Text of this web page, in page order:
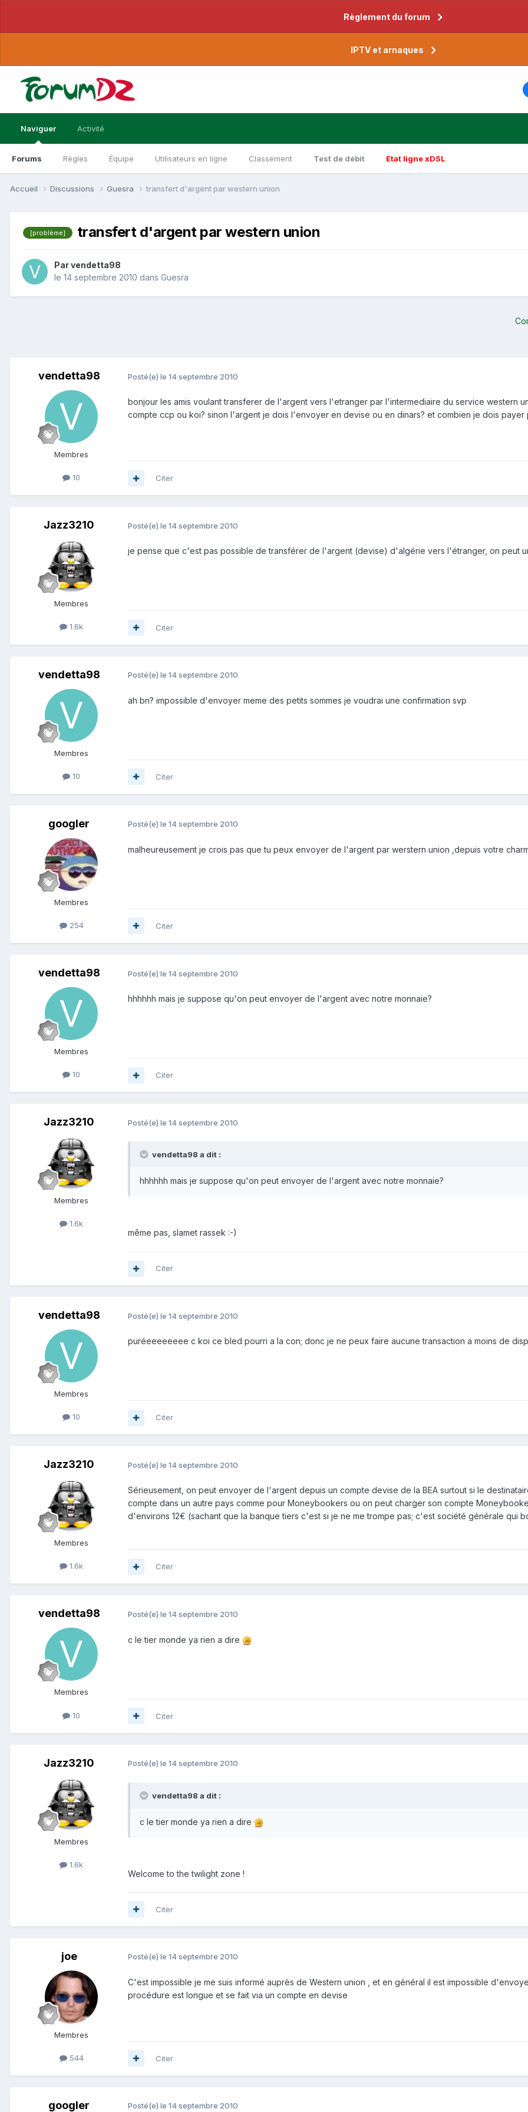
Règlement du forum
IPTV et arnaques
Naviguer
Forums Règles Équipe Utilisateurs en ligne Classement Test de débit Etat ligne xDSL
Activité
Accueil Discussions Guesra transfert d'argent par western union
[problème] transfert d'argent par western union
Parvendetta98
le 14 septembre 2010 dans Guesra
vendetta98
Membres
10
Posté(e) le 14 septembre 2010
bonjour les amis voulant transferer de l'argent vers l'etranger par l'intermediaire du service western
compte ccp ou koi? sinon l'argent je dois l'envoyer en devise ou en dinars? et combien je dois payer
Citer
Jazz3210
Membres
1.6k
Posté(e) le 14 septembre 2010
je pense que c'est pas possible de transférer de l'argent (devise) d'algérie vers l'étranger, on peut
Citer
vendetta98
Membres
10
Posté(e) le 14 septembre 2010
ah bn? impossible d'envoyer meme des petits sommes je voudrai une confirmation svp
Citer
googler
Membres
254
Posté(e) le 14 septembre 2010
malheureusement je crois pas que tu peux envoyer de l'argent par werstern union ,depuis votre
Citer
vendetta98
Membres
10
Posté(e) le 14 septembre 2010
hhhhhh mais je suppose qu'on peut envoyer de l'argent avec notre monnaie?
Citer
Jazz3210
Membres
1.6k
Posté(e) le 14 septembre 2010
vendetta98 a dit :
hhhhhh mais je suppose qu'on peut envoyer de l'argent avec notre monnaie?
même pas, slamet rassek :-)
Citer
vendetta98
Membres
10
Posté(e) le 14 septembre 2010
puréeeeeeeee c koi ce bled pourri a la con; donc je ne peux faire aucune transaction a moins de
Citer
Jazz3210
Membres
1.6k
Posté(e) le 14 septembre 2010
Sérieusement, on peut envoyer de l'argent depuis un compte devise de la BEA surtout si le
compte dans un autre pays comme pour Moneybookers ou on peut charger son compte
d'environs 12€ (sachant que la banque tiers c'est si je ne me trompe pas; c'est société générale qui
Citer
vendetta98
Membres
10
Posté(e) le 14 septembre 2010
c le tier monde ya rien a dire
Citer
Jazz3210
Membres
1.6k
Posté(e) le 14 septembre 2010
vendetta98 a dit :
c le tier monde ya rien a dire
Welcome to the twilight zone !
Citer
joe
Membres
544
Posté(e) le 14 septembre 2010
C'est impossible je me suis informé auprès de Western union , et en général il est impossible
procédure est longue et se fait via un compte en devise
Citer
googler Posté(e) le 14 septembre 2010